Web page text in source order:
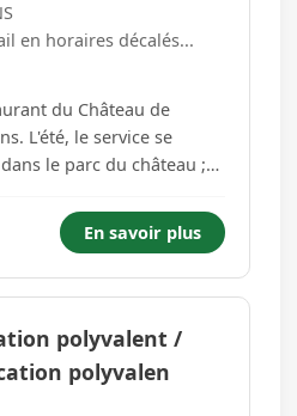
en horaires décalés...
du Château de
L'été, le service se
le parc du château ;
une cuisine fusion
fait maison, et une
En savoir plus
polyvalent /
polyvalen